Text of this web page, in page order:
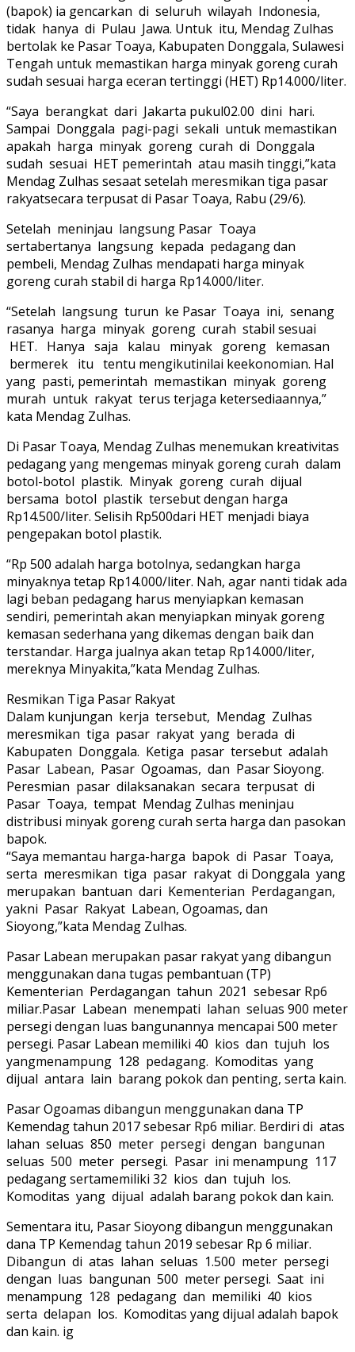
(bapok) ia gencarkan di seluruh wilayah Indonesia,
tidak hanya di Pulau Jawa. Untuk itu, Mendag Zulhas
bertolak ke Pasar Toaya, Kabupaten Donggala, Sulawesi
Tengah untuk memastikan harga minyak goreng curah
sudah sesuai harga eceran tertinggi (HET) Rp14.000/liter.
“Saya berangkat dari Jakarta pukul02.00 dini hari.
Sampai Donggala pagi-pagi sekali untuk memastikan
apakah harga minyak goreng curah di Donggala
sudah sesuai HET pemerintah atau masih tinggi,”kata
Mendag Zulhas sesaat setelah meresmikan tiga pasar
rakyatsecara terpusat di Pasar Toaya, Rabu (29/6).
Setelah meninjau langsung Pasar Toaya
sertabertanya langsung kepada pedagang dan
pembeli, Mendag Zulhas mendapati harga minyak
goreng curah stabil di harga Rp14.000/liter.
“Setelah langsung turun ke Pasar Toaya ini, senang
rasanya harga minyak goreng curah stabil sesuai
HET. Hanya saja kalau minyak goreng kemasan
bermerek itu tentu mengikutinilai keekonomian. Hal
yang pasti, pemerintah memastikan minyak goreng
murah untuk rakyat terus terjaga ketersediaannya,”
kata Mendag Zulhas.
Di Pasar Toaya, Mendag Zulhas menemukan kreativitas
pedagang yang mengemas minyak goreng curah dalam
botol-botol plastik. Minyak goreng curah dijual
bersama botol plastik tersebut dengan harga
Rp14.500/liter. Selisih Rp500dari HET menjadi biaya
pengepakan botol plastik.
“Rp 500 adalah harga botolnya, sedangkan harga
minyaknya tetap Rp14.000/liter. Nah, agar nanti tidak ada
lagi beban pedagang harus menyiapkan kemasan
sendiri, pemerintah akan menyiapkan minyak goreng
kemasan sederhana yang dikemas dengan baik dan
terstandar. Harga jualnya akan tetap Rp14.000/liter,
mereknya Minyakita,”kata Mendag Zulhas.
Resmikan Tiga Pasar Rakyat
Dalam kunjungan kerja tersebut, Mendag Zulhas
meresmikan tiga pasar rakyat yang berada di
Kabupaten Donggala. Ketiga pasar tersebut adalah
Pasar Labean, Pasar Ogoamas, dan Pasar Sioyong.
Peresmian pasar dilaksanakan secara terpusat di
Pasar Toaya, tempat Mendag Zulhas meninjau
distribusi minyak goreng curah serta harga dan pasokan
bapok.
“Saya memantau harga-harga bapok di Pasar Toaya,
serta meresmikan tiga pasar rakyat di Donggala yang
merupakan bantuan dari Kementerian Perdagangan,
yakni Pasar Rakyat Labean, Ogoamas, dan
Sioyong,”kata Mendag Zulhas.
Pasar Labean merupakan pasar rakyat yang dibangun
menggunakan dana tugas pembantuan (TP)
Kementerian Perdagangan tahun 2021 sebesar Rp6
miliar.Pasar Labean menempati lahan seluas 900 meter
persegi dengan luas bangunannya mencapai 500 meter
persegi. Pasar Labean memiliki 40 kios dan tujuh los
yangmenampung 128 pedagang. Komoditas yang
dijual antara lain barang pokok dan penting, serta kain.
Pasar Ogoamas dibangun menggunakan dana TP
Kemendag tahun 2017 sebesar Rp6 miliar. Berdiri di atas
lahan seluas 850 meter persegi dengan bangunan
seluas 500 meter persegi. Pasar ini menampung 117
pedagang sertamemiliki 32 kios dan tujuh los.
Komoditas yang dijual adalah barang pokok dan kain.
Sementara itu, Pasar Sioyong dibangun menggunakan
dana TP Kemendag tahun 2019 sebesar Rp 6 miliar.
Dibangun di atas lahan seluas 1.500 meter persegi
dengan luas bangunan 500 meter persegi. Saat ini
menampung 128 pedagang dan memiliki 40 kios
serta delapan los. Komoditas yang dijual adalah bapok
dan kain. ig